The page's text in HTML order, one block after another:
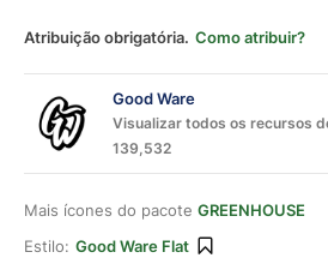
Atribuição obrigatória. Como atribuir?
Good Ware
Visualizar todos os recursos
139,532
Mais ícones do pacote GREENHOUSE
Estilo: Good Ware Flat